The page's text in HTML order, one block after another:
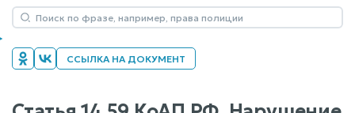
ССЫЛКА НА ДОКУМЕНТ